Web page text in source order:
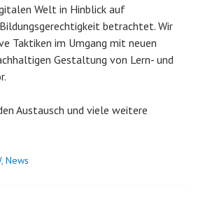
Welt in Hinblick auf
betrachtet. Wir
Taktiken im Umgang mit neuen
Gestaltung von Lern- und
Austausch und viele weitere
, News